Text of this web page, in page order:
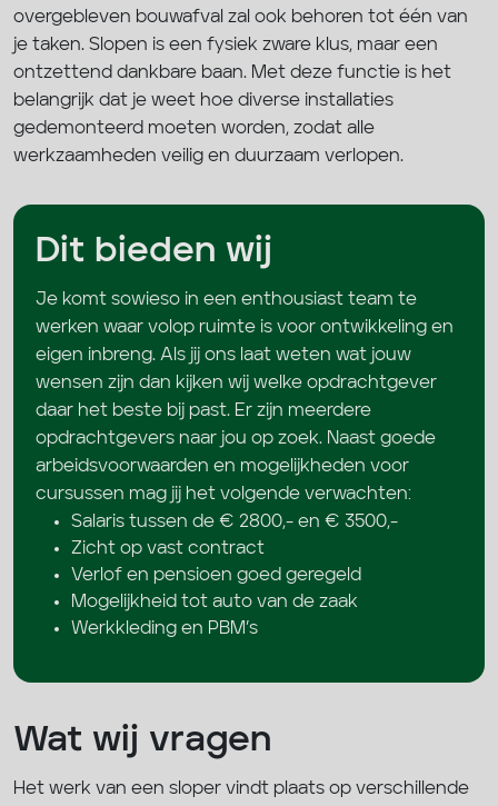
overgebleven bouwafval zal ook behoren tot één van
je taken. Slopen is een fysiek zware klus, maar een
ontzettend dankbare baan. Met deze functie is het
belangrijk dat je weet hoe diverse installaties
gedemonteerd moeten worden, zodat alle
werkzaamheden veilig en duurzaam verlopen.
Dit bieden wij
Je komt sowieso in een enthousiast team te
werken waar volop ruimte is voor ontwikkeling en
eigen inbreng. Als jij ons laat weten wat jouw
wensen zijn dan kijken wij welke opdrachtgever
daar het beste bij past. Er zijn meerdere
opdrachtgevers naar jou op zoek. Naast goede
arbeidsvoorwaarden en mogelijkheden voor
cursussen mag jij het volgende verwachten:
Salaris tussen de € 2800,- en € 3500,-
Zicht op vast contract
Verlof en pensioen goed geregeld
Mogelijkheid tot auto van de zaak
Werkkleding en PBM’s
Wat wij vragen
Het werk van een sloper vindt plaats op verschillende